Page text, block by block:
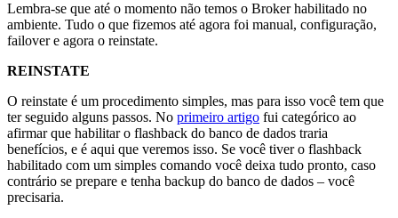
Lembra-se que até o momento não temos o Broker habilitado no
ambiente. Tudo o que fizemos até agora foi manual, configuração,
failover e agora o reinstate.
REINSTATE
O reinstate é um procedimento simples, mas para isso você tem que
ter seguido alguns passos. No primeiro artigo fui categórico ao
afirmar que habilitar o flashback do banco de dados traria
benefícios, e é aqui que veremos isso. Se você tiver o flashback
habilitado com um simples comando você deixa tudo pronto, caso
contrário se prepare e tenha backup do banco de dados – você
precisaria.